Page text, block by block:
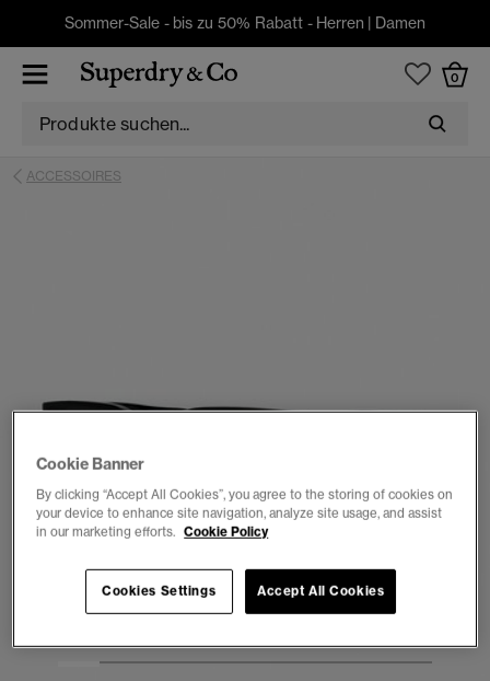
Sommer-Sale - bis zu 50% Rabatt - Herren | Damen
0
ACCESSOIRES
Cookie Banner
By clicking “Accept All Cookies”, you agree to the storing of cookies on
your device to enhance site navigation, analyze site usage, and assist
in our marketing efforts. Cookie Policy
Accept All Cookies
Cookies Settings